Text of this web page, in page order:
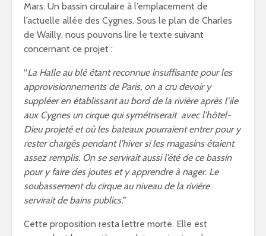
Mars. Un bassin circulaire à l’emplacement de
l’actuelle allée des Cygnes. Sous le plan de Charles
de Wailly, nous pouvons lire le texte suivant
concernant ce projet :
“La Halle au blé étant reconnue insuffisante pour les
approvisionnements de Paris, on a cru devoir y
suppléer en établissant au bord de la rivière après l’ile
aux Cygnes un cirque qui symétriserait avec l’hôtel-
Dieu projeté et où les bateaux pourraient entrer pour y
rester chargés pendant l’hiver si les magasins étaient
assez remplis. On se servirait aussi l’été de ce bassin
pour y faire des joutes et y apprendre à nager. Le
soubassement du cirque au niveau de la rivière
servirait de bains publics.”
Cette proposition resta lettre morte. Elle est